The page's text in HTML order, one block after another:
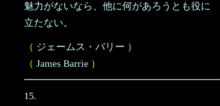
魅力がないなら、他に何があろうとも役に
立たない。
（ ジェームス・バリー ）
（ James Barrie ）
15.